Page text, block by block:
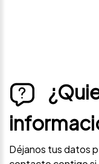
Déjanos tus datos